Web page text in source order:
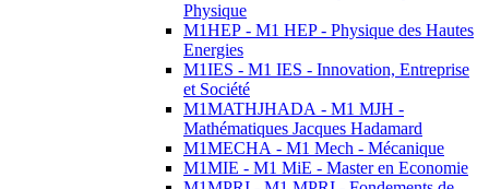
Physique
M1HEP - M1 HEP - Physique des Hautes
Energies
M1IES - M1 IES - Innovation, Entreprise
et Société
M1MATHJHADA - M1 MJH -
Mathématiques Jacques Hadamard
M1MECHA - M1 Mech - Mécanique
M1MIE - M1 MiE - Master en Economie